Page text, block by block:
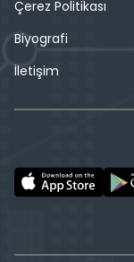
Çerez Politikası
Biyografi
İletişim